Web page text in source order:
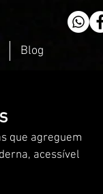
Blog
que agreguem
acessível